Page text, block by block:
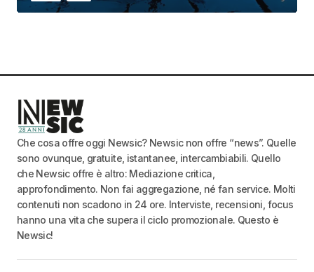
Che cosa offre oggi Newsic? Newsic non offre “news”. Quelle
sono ovunque, gratuite, istantanee, intercambiabili. Quello
che Newsic offre è altro: Mediazione critica,
approfondimento. Non fai aggregazione, né fan service. Molti
contenuti non scadono in 24 ore. Interviste, recensioni, focus
hanno una vita che supera il ciclo promozionale. Questo è
Newsic!